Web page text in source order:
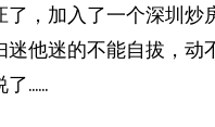
了，加入了一个深圳炒
迷他迷的不能自拔，动
了……